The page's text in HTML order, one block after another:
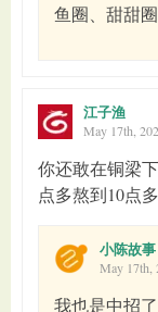
鱼圈、甜甜
江子渔
May 17th,
你还敢在铜梁
点多熬到10点
小陈故事
May 17th,
我也是中招